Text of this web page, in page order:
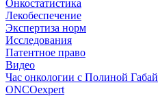
Онкостатистика
Лекобеспечение
Экспертиза норм
Исследования
Патентное право
Видео
Час онкологии с Полиной Габай
ONCOexpert